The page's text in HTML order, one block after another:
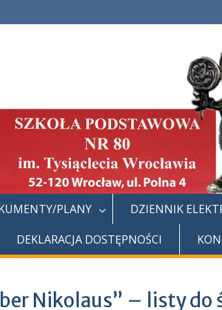
PLANY DZIENNIK
DEKLARACJA DOSTĘPNOŚCI
Nikolaus” – listy do